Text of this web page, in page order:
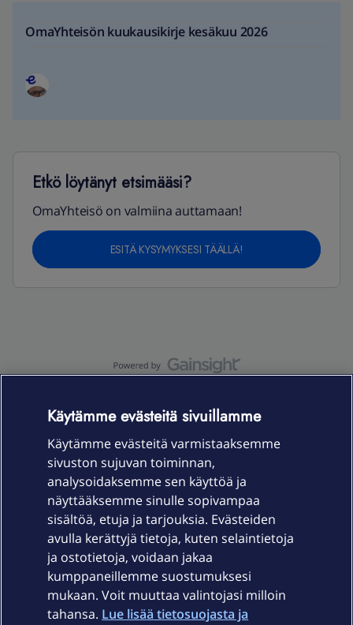
OmaYhteisön kuukausikirje kesäkuu 2026
Etkö löytänyt etsimääsi?
OmaYhteisö on valmiina auttamaan!
ESITÄ KYSYMYKSESI TÄÄLLÄ!
Laitteet & liittymät
Palvelut
Ajankohtaista
Käytämme evästeitä sivuillamme
Käytämme evästeitä varmistaaksemme
sivuston sujuvan toiminnan,
analysoidaksemme sen käyttöä ja
näyttääksemme sinulle sopivampaa
sisältöä, etuja ja tarjouksia. Evästeiden
avulla kerättyjä tietoja, kuten selaintietoja
ja ostotietoja, voidaan jakaa
kumppaneillemme suostumuksesi
mukaan. Voit muuttaa valintojasi milloin
tahansa. Lue lisää tietosuojasta ja